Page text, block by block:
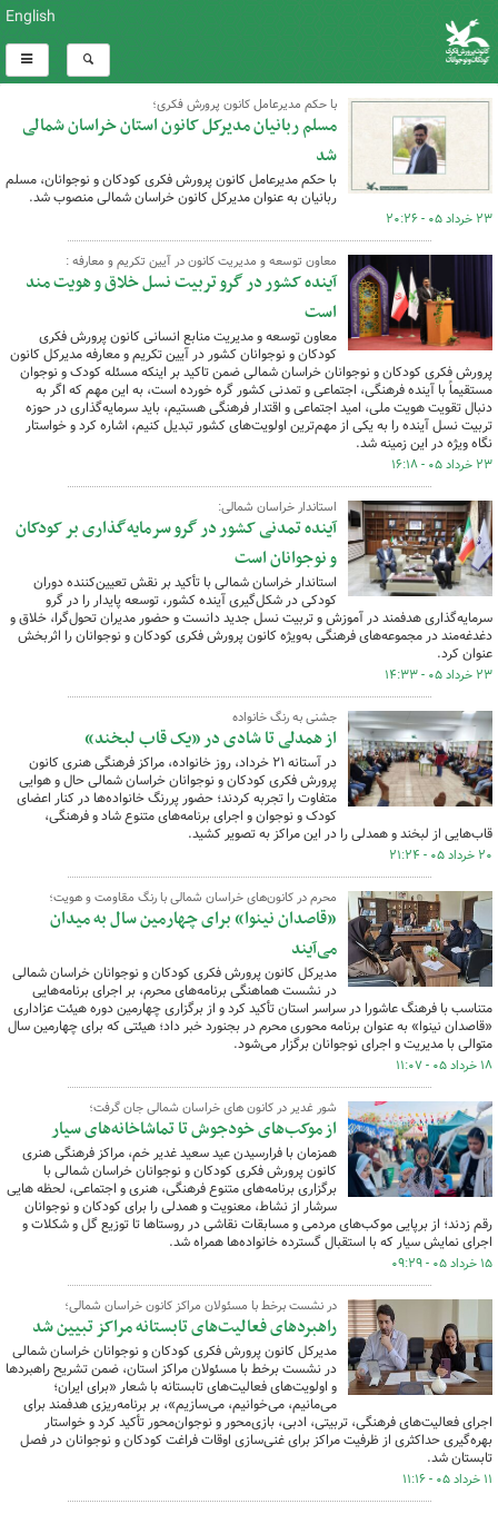
English
با حکم مدیرعامل کانون پرورش فکری؛
مسلم ربانیان مدیرکل کانون استان خراسان شمالی
شد
با حکم مدیرعامل کانون پرورش فکری کودکان و نوجوانان، مسلم
ربانیان به عنوان مدیرکل کانون خراسان شمالی منصوب شد.
۲۳ خرداد ۰۵ - ۲۰:۲۶
معاون توسعه و مدیریت کانون در آیین تکریم و معارفه :
آینده کشور در گرو تربیت نسل خلاق و هویت مند
است
معاون توسعه و مدیریت منابع انسانی کانون پرورش فکری
کودکان و نوجوانان کشور در آیین تکریم و معارفه مدیرکل کانون
پرورش فکری کودکان و نوجوانان خراسان شمالی ضمن تاکید بر اینکه مسئله کودک و نوجوان
مستقیماً با آینده فرهنگی، اجتماعی و تمدنی کشور گره خورده است، به این مهم که اگر به
دنبال تقویت هویت ملی، امید اجتماعی و اقتدار فرهنگی هستیم، باید سرمایه‌گذاری در حوزه
تربیت نسل آینده را به یکی از مهم‌ترین اولویت‌های کشور تبدیل کنیم، اشاره کرد و خواستار
نگاه ویژه در این زمینه شد.
۲۳ خرداد ۰۵ - ۱۶:۱۸
استاندار خراسان شمالی:
آینده تمدنی کشور در گرو سرمایه‌گذاری بر کودکان
و نوجوانان است
استاندار خراسان شمالی با تأکید بر نقش تعیین‌کننده دوران
کودکی در شکل‌گیری آینده کشور، توسعه پایدار را در گرو
سرمایه‌گذاری هدفمند در آموزش و تربیت نسل جدید دانست و حضور مدیران تحول‌گرا، خلاق و
دغدغه‌مند در مجموعه‌های فرهنگی به‌ویژه کانون پرورش فکری کودکان و نوجوانان را اثربخش
عنوان کرد.
۲۳ خرداد ۰۵ - ۱۴:۳۳
جشنی به رنگ خانواده
از همدلی تا شادی در «یک قاب لبخند»
در آستانه ۲۱ خرداد، روز خانواده، مراکز فرهنگی هنری کانون
پرورش فکری کودکان و نوجوانان خراسان شمالی حال‌ و هوایی
متفاوت را تجربه کردند؛ حضور پررنگ خانواده‌ها در کنار اعضای
کودک و نوجوان و اجرای برنامه‌های متنوع شاد و فرهنگی،
قاب‌هایی از لبخند و همدلی را در این مراکز به تصویر کشید.
۲۰ خرداد ۰۵ - ۲۱:۲۴
محرم در کانون‌های خراسان شمالی با رنگ مقاومت و هویت؛
«قاصدان نینوا» برای چهارمین سال به میدان
می‌آیند
مدیرکل کانون پرورش فکری کودکان و نوجوانان خراسان شمالی
در نشست هماهنگی برنامه‌های محرم، بر اجرای برنامه‌هایی
متناسب با فرهنگ عاشورا در سراسر استان تأکید کرد و از برگزاری چهارمین دوره هیئت عزاداری
«قاصدان نینوا» به عنوان برنامه محوری محرم در بجنورد خبر داد؛ هیئتی که برای چهارمین سال
متوالی با مدیریت و اجرای نوجوانان برگزار می‌شود.
۱۸ خرداد ۰۵ - ۱۱:۰۷
شور غدیر در کانون های خراسان شمالی جان گرفت؛
از موکب‌های خودجوش تا تماشاخانه‌های سیار
همزمان با فرارسیدن عید سعید غدیر خم، مراکز فرهنگی هنری
کانون پرورش فکری کودکان و نوجوانان خراسان شمالی با
برگزاری برنامه‌های متنوع فرهنگی، هنری و اجتماعی، لحظه هایی
سرشار از نشاط، معنویت و همدلی را برای کودکان و نوجوانان
رقم زدند؛ از برپایی موکب‌های مردمی و مسابقات نقاشی در روستاها تا توزیع گل و شکلات و
اجرای نمایش سیار که با استقبال گسترده خانواده‌ها همراه شد.
۱۵ خرداد ۰۵ - ۰۹:۲۹
در نشست برخط با مسئولان مراکز کانون خراسان شمالی؛
راهبردهای فعالیت‌های تابستانه مراکز تبیین شد
مدیرکل کانون پرورش فکری کودکان و نوجوانان خراسان شمالی
در نشست برخط با مسئولان مراکز استان، ضمن تشریح راهبردها
و اولویت‌های فعالیت‌های تابستانه با شعار «برای ایران؛
می‌مانیم، می‌خوانیم، می‌سازیم»، بر برنامه‌ریزی هدفمند برای
اجرای فعالیت‌های فرهنگی، تربیتی، ادبی، بازی‌محور و نوجوان‌محور تأکید کرد و خواستار
بهره‌گیری حداکثری از ظرفیت مراکز برای غنی‌سازی اوقات فراغت کودکان و نوجوانان در فصل
تابستان شد.
۱۱ خرداد ۰۵ - ۱۱:۱۶